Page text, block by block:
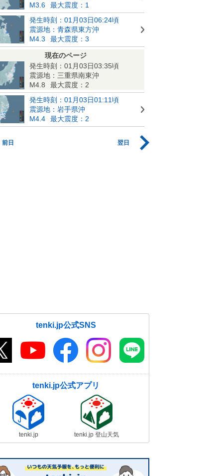
M3.6
最大震度：1
発生時刻：01月03日06:24頃
震源地：青森県東方沖
M4.3
最大震度：3
現在のページ
発生時刻：01月03日03:35頃
震源地：三重県南東沖
M4.8
最大震度：2
発生時刻：01月03日01:11頃
震源地：岩手県沖
M4.4
最大震度：2
前日 翌日
tenki.jp公式SNS
tenki.jp公式アプリ
tenki.jp tenki.jp 登山天気